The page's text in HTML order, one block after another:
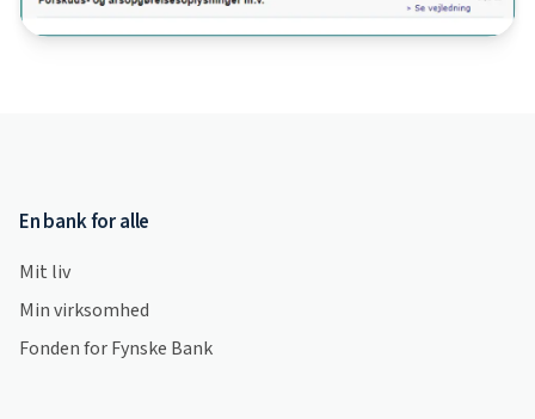
En bank for alle
Mit liv
Min virksomhed
Fonden for Fynske Bank